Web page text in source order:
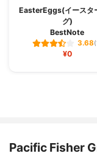
EasterEggs(イースタ
グ)
BestNote
3.68
¥0
Pacific Fisher